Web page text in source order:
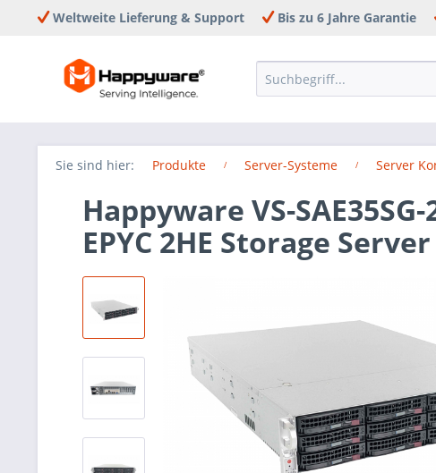
Weltweite Lieferung & Support Bis zu 6 Jahre Garantie
Sie sind hier: Produkte Server-Systeme Server
Happyware VS-
EPYC 2HE Storage Server